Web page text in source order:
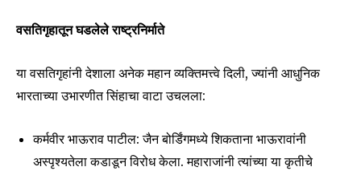
वसतिगृहातून घडलेले राष्ट्रनिर्माते
या वसतिगृहांनी देशाला अनेक महान व्यक्तिमत्त्वे दिली, ज्यांनी आधुनिक
भारताच्या उभारणीत सिंहाचा वाटा उचलला:
कर्मवीर भाऊराव पाटील: जैन बोर्डिंगमध्ये शिकताना भाऊरावांनी
अस्पृश्यतेला कडाडून विरोध केला. महाराजांनी त्यांच्या या कृतीचे